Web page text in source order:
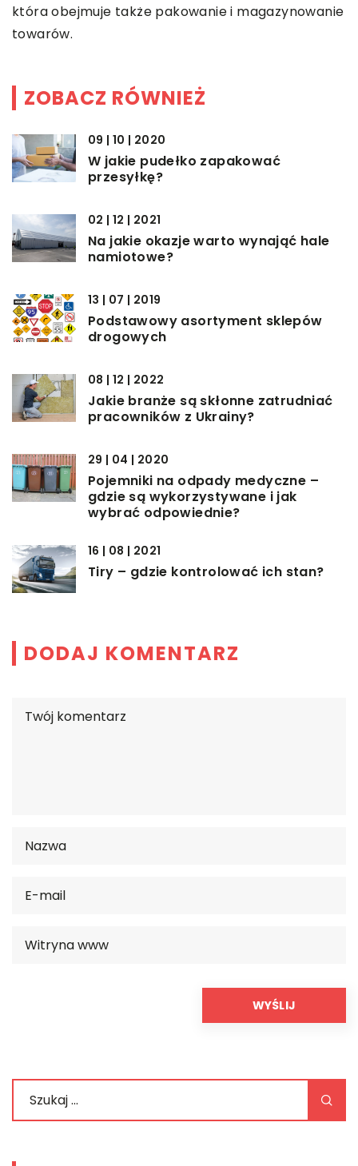
która obejmuje także pakowanie i magazynowanie
towarów.
ZOBACZ RÓWNIEŻ
09 | 10 | 2020
W jakie pudełko zapakować
przesyłkę?
02 | 12 | 2021
Na jakie okazje warto wynająć hale
namiotowe?
13 | 07 | 2019
Podstawowy asortyment sklepów
drogowych
08 | 12 | 2022
Jakie branże są skłonne zatrudniać
pracowników z Ukrainy?
29 | 04 | 2020
Pojemniki na odpady medyczne –
gdzie są wykorzystywane i jak
wybrać odpowiednie?
16 | 08 | 2021
Tiry – gdzie kontrolować ich stan?
DODAJ KOMENTARZ